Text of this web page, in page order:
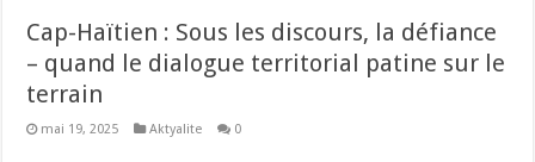
Cap-Haïtien : Sous les discours, la défiance
– quand le dialogue territorial patine sur le
terrain
mai 19, 2025 Aktyalite 0